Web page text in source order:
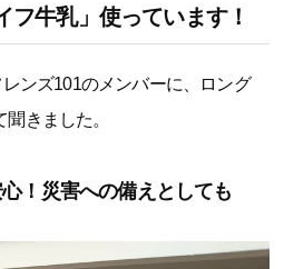
フ牛乳」使っています！
ンズ101のメンバーに、ロング
きました。
！災害への備えとしても